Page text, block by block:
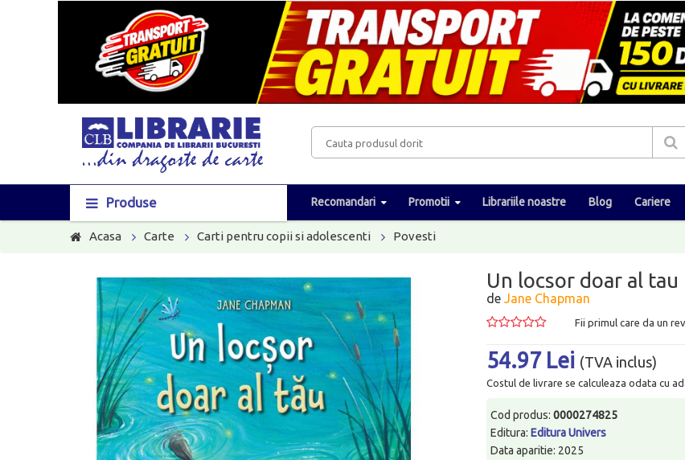
Produse Recomandari Promotii Librariile noastre Blog Cariere
Acasa Carte Carti pentru copii si adolescenti Povesti
Un locsor doar al tau
deJane Chapman
Fii primul care da un
54.97 Lei (TVA inclus)
Costul de livrare se calculeaza odata cu
Cod produs:0000274825
Editura: Editura Univers
Data aparitie: 2025